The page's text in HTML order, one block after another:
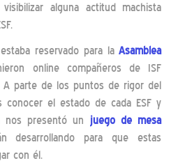
alguna actitud machista
reservado para laAsamblea
online compañeros de ISF
A parte de los puntos de rigor del
conocer el estado de cada ESF y
nos presentó un juego de mesa
desarrollando para que estas
con él.